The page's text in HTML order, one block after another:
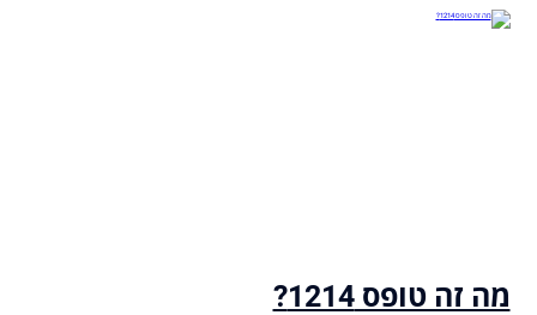
מה זה טופס 1214?